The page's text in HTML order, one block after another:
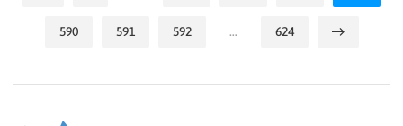
590 591 592 … 624